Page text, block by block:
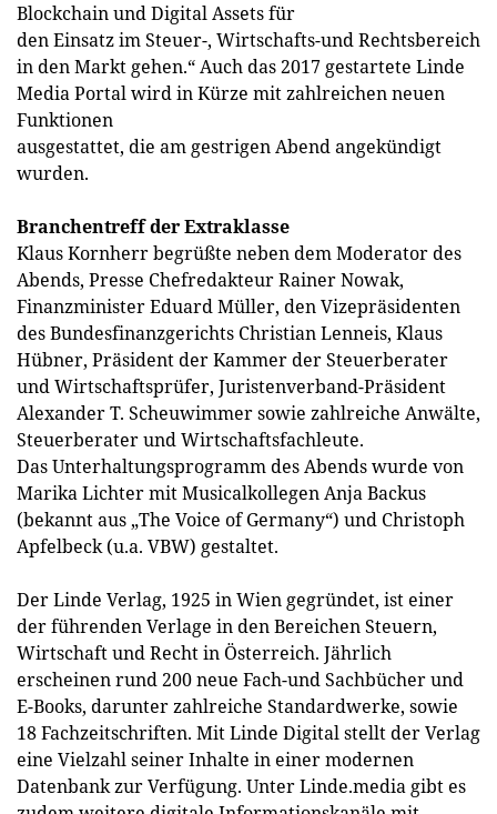
Blockchain und Digital Assets für
den Einsatz im Steuer-, Wirtschafts-und Rechtsbereich
in den Markt gehen.“ Auch das 2017 gestartete Linde
Media Portal wird in Kürze mit zahlreichen neuen
Funktionen
ausgestattet, die am gestrigen Abend angekündigt
wurden.
Branchentreff der Extraklasse
Klaus Kornherr begrüßte neben dem Moderator des
Abends, Presse Chefredakteur Rainer Nowak,
Finanzminister Eduard Müller, den Vizepräsidenten
des Bundesfinanzgerichts Christian Lenneis, Klaus
Hübner, Präsident der Kammer der Steuerberater
und Wirtschaftsprüfer, Juristenverband-Präsident
Alexander T. Scheuwimmer sowie zahlreiche Anwälte,
Steuerberater und Wirtschaftsfachleute.
Das Unterhaltungsprogramm des Abends wurde von
Marika Lichter mit Musicalkollegen Anja Backus
(bekannt aus „The Voice of Germany“) und Christoph
Apfelbeck (u.a. VBW) gestaltet.
Der Linde Verlag, 1925 in Wien gegründet, ist einer
der führenden Verlage in den Bereichen Steuern,
Wirtschaft und Recht in Österreich. Jährlich
erscheinen rund 200 neue Fach-und Sachbücher und
E-Books, darunter zahlreiche Standardwerke, sowie
18 Fachzeitschriften. Mit Linde Digital stellt der Verlag
eine Vielzahl seiner Inhalte in einer modernen
Datenbank zur Verfügung. Unter Linde.media gibt es